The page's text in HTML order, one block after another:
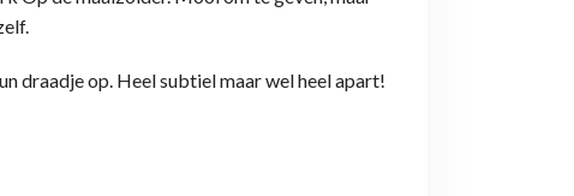
draadje op. Heel subtiel maar wel heel apart!